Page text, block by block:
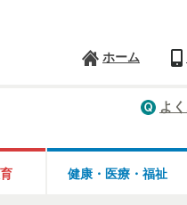
ホーム
よ
健康・医療・ 福祉